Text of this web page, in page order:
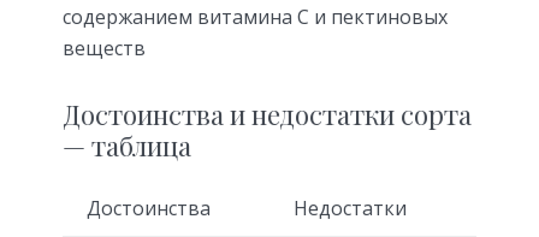
содержанием витамина С и пектиновых
веществ
Достоинства и недостатки сорта
— таблица
Достоинства Недостатки